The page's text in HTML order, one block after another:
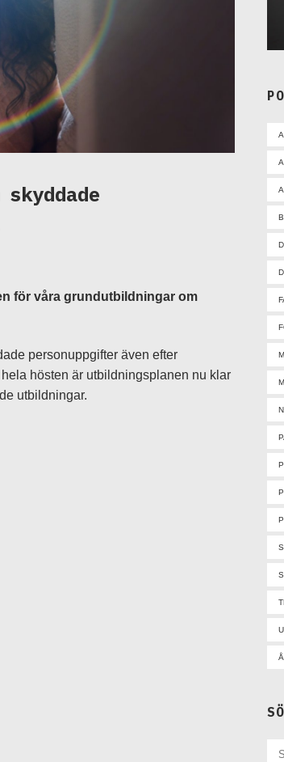
för våra grundutbildningar om
personuppgifter även efter
hösten är utbildningsplanen nu klar
utbildningar.